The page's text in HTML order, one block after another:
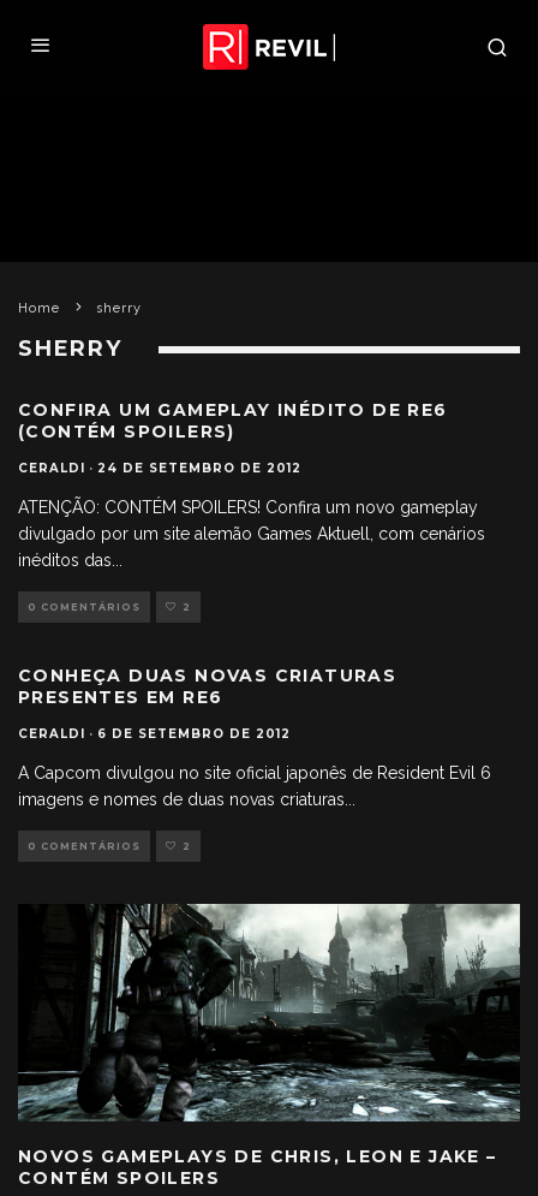
Home sherry
SHERRY
CONFIRA UM GAMEPLAY INÉDITO DE RE6
(CONTÉM SPOILERS)
CERALDI · 24 DE SETEMBRO DE 2012
ATENÇÃO: CONTÉM SPOILERS! Confira um novo gameplay
divulgado por um site alemão Games Aktuell, com cenários
inéditos das
0 COMENTÁRIOS 2
CONHEÇA DUAS NOVAS CRIATURAS
PRESENTES EM RE6
CERALDI · 6 DE SETEMBRO DE 2012
A Capcom divulgou no site oficial japonês de Resident Evil 6
imagens e nomes de duas novas criaturas
0 COMENTÁRIOS 2
NOVOS GAMEPLAYS DE CHRIS, LEON E JAKE –
CONTÉM SPOILERS